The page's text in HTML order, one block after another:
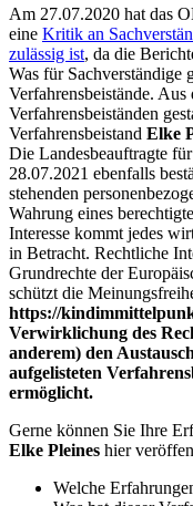
Am 27.07.2020 hat das
eine Kritik an
zulässig ist, da die
Was für Sachverständige
Verfahrensbeistände.
Verfahrensbeiständen
Verfahrensbeistand Elke
Die Landesbeauftragte
28.07.2021 ebenfalls
stehenden
Wahrung eines
Interesse kommt jedes
in Betracht. Rechtliche
Grundrechte der
schützt die
https://
Verwirklichung des
anderem) den
aufgelisteten
ermöglicht.
Gerne können Sie Ihre
Elke Pleines hier
Welche